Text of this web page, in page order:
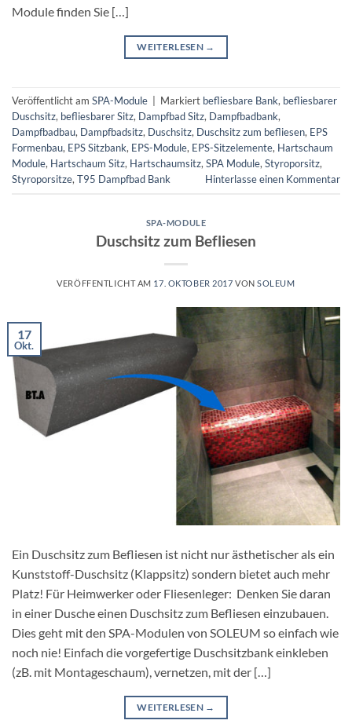
Module finden Sie […]
WEITERLESEN →
Veröffentlicht am SPA-Module Markiert befliesbare Bank, befliesbarer
Duschsitz, befliesbarer Sitz, Dampfbad Sitz, Dampfbadbank,
Dampfbadbau, Dampfbadsitz, Duschsitz, Duschsitz zum befliesen, EPS
Formenbau, EPS Sitzbank, EPS-Module, EPS-Sitzelemente, Hartschaum
Module, Hartschaum Sitz, Hartschaumsitz,SPA Module,Styroporsitz,
Styroporsitze,T95 Dampfbad Bank Hinterlasse einen Kommentar
SPA-MODULE
Duschsitz zum Befliesen
VERÖFFENTLICHT AM 17. OKTOBER 2017 VONSOLEUM
17
Okt.
Ein Duschsitz zum Befliesen ist nicht nur ästhetischer als ein
Kunststoff-Duschsitz (Klappsitz) sondern bietet auch mehr
Platz! Für Heimwerker oder Fliesenleger: Denken Sie daran
in einer Dusche einen Duschsitz zum Befliesen einzubauen.
Dies geht mit den SPA-Modulen von SOLEUM so einfach wie
noch nie! Einfach die vorgefertige Duschsitzbank einkleben
(zB. mit Montageschaum), vernetzen, mit der […]
WEITERLESEN →